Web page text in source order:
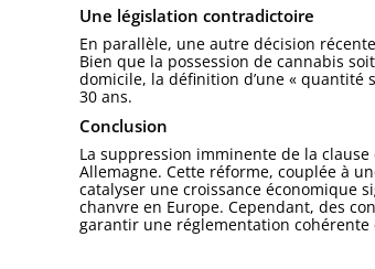
Une législation contradictoire
En parallèle, une autre décision
Bien que la possession de cannabis
domicile, la définition d’une « quantité
30 ans.
Conclusion
La suppression imminente de la
Allemagne. Cette réforme, couplée à
catalyser une croissance économique
chanvre en Europe. Cependant, des
garantir une réglementation